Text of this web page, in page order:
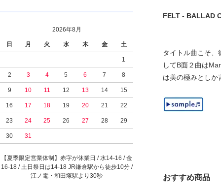
2026年8月
日 月 火 水 木 金 土
1
2 3 4 5 6 7 8
9 10 11 12 13 14 15
16 17 18 19 20 21 22
23 24 25 26 27 28 29
30 31
【夏季限定営業体制】赤字が休業日 / 水14-16 / 金
16-18 / 土日祭日は14-18 JR鎌倉駅から徒歩10分 /
江ノ電・和田塚駅より30秒
FELT - BALLAD
タイトル曲こそ
してB面２曲は
は美の極みとしか
おすすめ商品